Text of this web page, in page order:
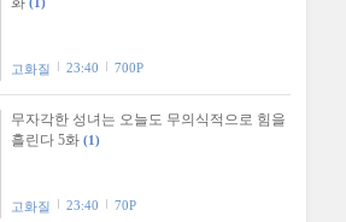
고화질 23:40 700P
무자각한 성녀는 오늘도 무의식적으로 힘을
흘린다 5화 (1)
고화질 23:40 70P